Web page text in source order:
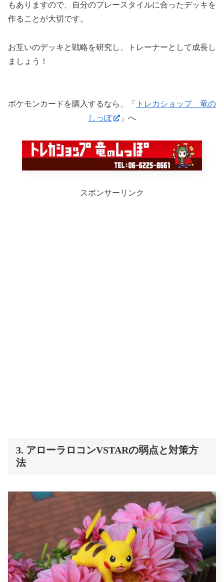
もありますので、自分のプレースタイルに合ったデッキを
作ることが大切です。
お互いのデッキと戦略を研究し、トレーナーとして成長し
ましょう！
ポケモンカードを購入するなら、「
トレカショップ 竜の
しっぽ
」へ
スポンサーリンク
3. アローラロコンVSTARの弱点と対策方
法